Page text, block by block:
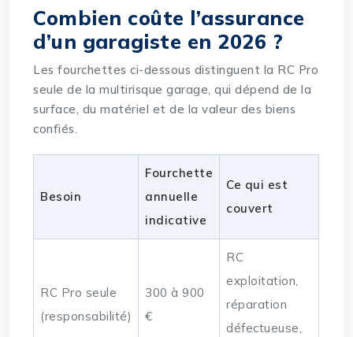
Combien coûte l’assurance
d’un garagiste en 2026 ?
Les fourchettes ci-dessous distinguent la RC Pro
seule de la multirisque garage, qui dépend de la
surface, du matériel et de la valeur des biens
confiés.
Besoin
Fourchette
annuelle
indicative
Ce qui est
couvert
RC Pro seule
(responsabilité)
300 à 900
€
RC
exploitation,
réparation
défectueuse,